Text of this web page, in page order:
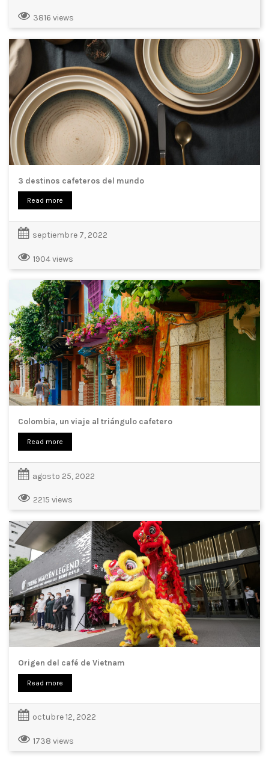
3816 views
3 destinos cafeteros del mundo
Read more
septiembre 7, 2022
1904 views
Colombia, un viaje al triángulo cafetero
Read more
agosto 25, 2022
2215 views
Origen del café de Vietnam
Read more
octubre 12, 2022
1738 views